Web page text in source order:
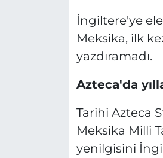
İngiltere'ye
Meksika, ilk
yazdıramadı.
Azteca'da
Tarihi Azteca
Meksika Milli
yenilgisini